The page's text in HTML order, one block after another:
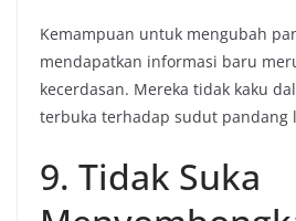
Kemampuan untuk mengubah
mendapatkan informasi baru
kecerdasan. Mereka tidak kaku
terbuka terhadap sudut pandang
9. Tidak Suka